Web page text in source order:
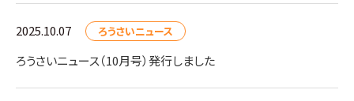
2025.10.07 ろうさいニュース
ろうさいニュース（10月号）発行しました